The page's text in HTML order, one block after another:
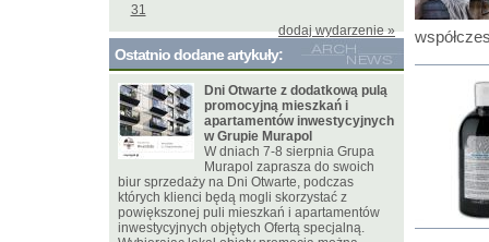
31
dodaj wydarzenie »
Ostatnio dodane artykuły:
Dni Otwarte z dodatkową pulą
promocyjną mieszkań i
apartamentów inwestycyjnych
w Grupie Murapol
W dniach 7-8 sierpnia Grupa
Murapol zaprasza do swoich
biur sprzedaży na Dni Otwarte, podczas
których klienci będą mogli skorzystać z
powiększonej puli mieszkań i apartamentów
inwestycyjnych objętych Ofertą specjalną.